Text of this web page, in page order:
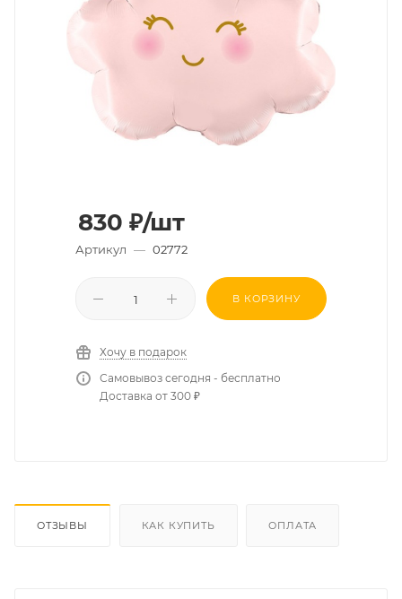
830 ₽/шт
Артикул — 02772
В КОРЗИНУ
Хочу в подарок
Самовывоз сегодня - бесплатно
Доставка от 300 ₽
ОТЗЫВЫ КАК КУПИТЬ ОПЛАТА